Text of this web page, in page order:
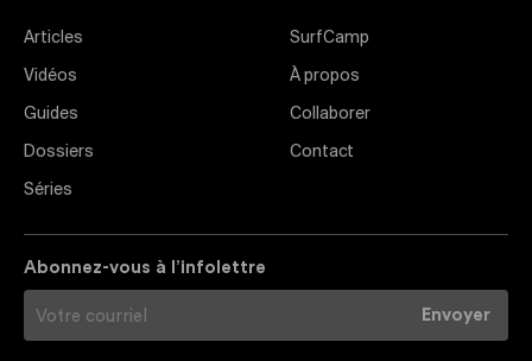
Articles
Vidéos
Guides
Dossiers
Séries
SurfCamp
À propos
Collaborer
Contact
Abonnez-vous à l’infolettre